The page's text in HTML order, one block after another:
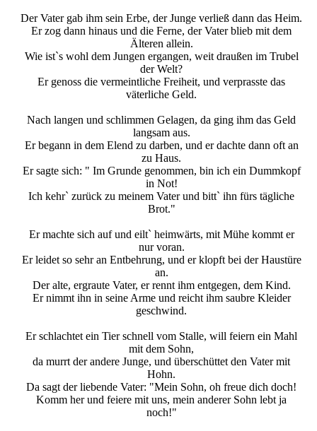
Der Vater gab ihm sein Erbe, der Junge verließ dann das Heim.
Er zog dann hinaus und die Ferne, der Vater blieb mit dem
Älteren allein.
Wie ist`s wohl dem Jungen ergangen, weit draußen im Trubel
der Welt?
Er genoss die vermeintliche Freiheit, und verprasste das
väterliche Geld.
Nach langen und schlimmen Gelagen, da ging ihm das Geld
langsam aus.
Er begann in dem Elend zu darben, und er dachte dann oft an
zu Haus.
Er sagte sich: " Im Grunde genommen, bin ich ein Dummkopf
in Not!
Ich kehr` zurück zu meinem Vater und bitt` ihn fürs tägliche
Brot."
Er machte sich auf und eilt` heimwärts, mit Mühe kommt er
nur voran.
Er leidet so sehr an Entbehrung, und er klopft bei der Haustüre
an.
Der alte, ergraute Vater, er rennt ihm entgegen, dem Kind.
Er nimmt ihn in seine Arme und reicht ihm saubre Kleider
geschwind.
Er schlachtet ein Tier schnell vom Stalle, will feiern ein Mahl
mit dem Sohn,
da murrt der andere Junge, und überschüttet den Vater mit
Hohn.
Da sagt der liebende Vater: "Mein Sohn, oh freue dich doch!
Komm her und feiere mit uns, mein anderer Sohn lebt ja
noch!"